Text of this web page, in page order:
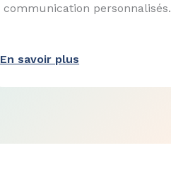
communication personnalisés.
En savoir plus